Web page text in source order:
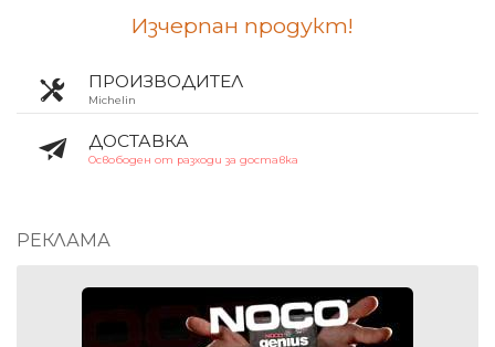
Изчерпан продукт!
ПРОИЗВОДИТЕЛ
Michelin
ДОСТАВКА
Освободен от разходи за доставка
РЕКЛАМА